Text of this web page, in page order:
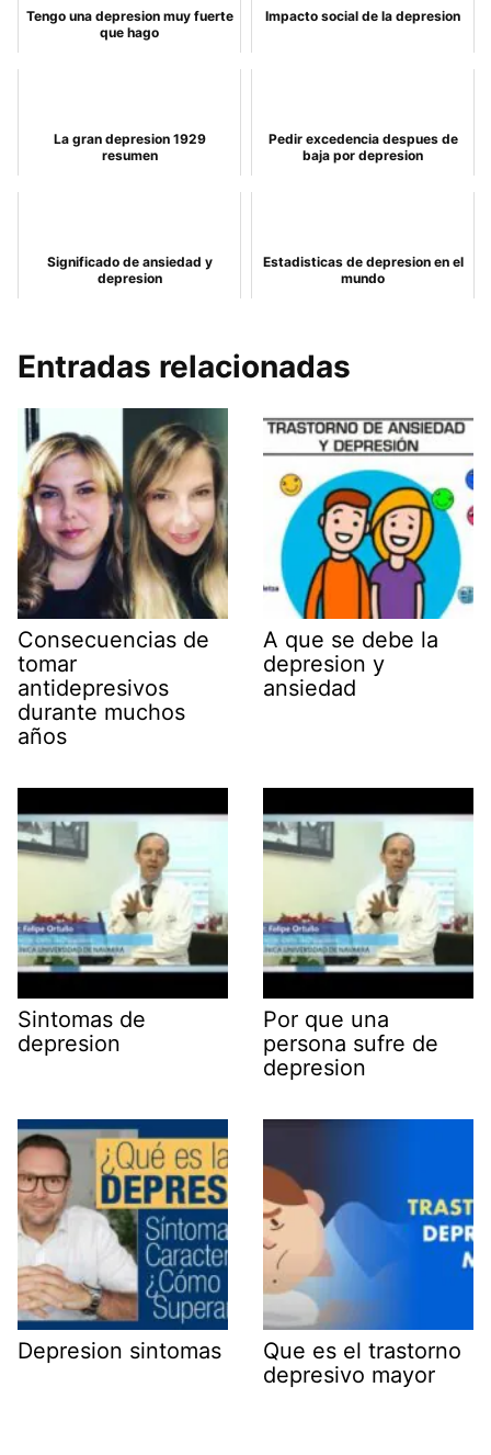
Tengo una depresion muy fuerte
que hago
Impacto social de la depresion
La gran depresion 1929
resumen
Pedir excedencia despues de
baja por depresion
Significado de ansiedad y
depresion
Estadisticas de depresion en el
mundo
Entradas relacionadas
Consecuencias de
tomar
antidepresivos
durante muchos
años
A que se debe la
depresion y
ansiedad
Sintomas de
depresion
Por que una
persona sufre de
depresion
Depresion sintomas
Que es el trastorno
depresivo mayor